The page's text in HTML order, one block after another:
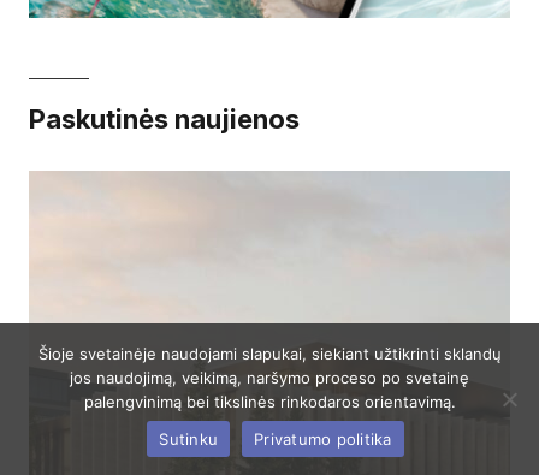
Paskutinės naujienos
Šioje svetainėje naudojami slapukai, siekiant užtikrinti sklandų
jos naudojimą, veikimą, naršymo proceso po svetainę
palengvinimą bei tikslinės rinkodaros orientavimą.
Sutinku
Privatumo politika